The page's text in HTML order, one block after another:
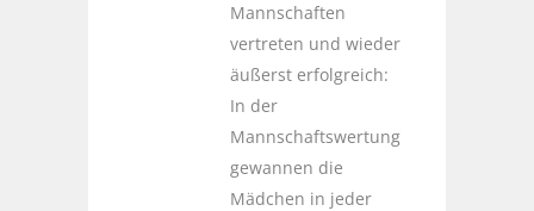
Mannschaften
vertreten und wieder
äußerst erfolgreich:
In der
Mannschaftswertung
gewannen die
Mädchen in jeder